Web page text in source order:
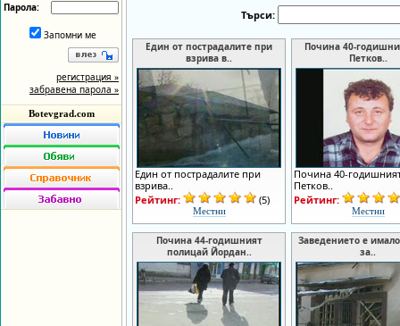
Парола:
Запомни ме
регистрация »
забравена парола »
Botevgrad.com
Търси:
Един от пострадалите при
взрива в..
Един от пострадалите при
взрива..
Рейтинг:
(5)
Местни
Почина 40-
Петков..
Почина 40-
Петков..
Рейтинг:
Местни
Почина 44-годишният
полицай Йордан..
Заведението е
за..